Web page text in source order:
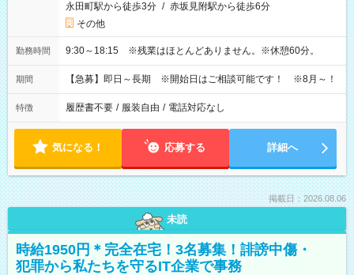
永田町駅から徒歩3分 / 赤坂見附駅から徒歩6分
その他
勤務時間 9:30～18:15 ※残業はほとんどありません。※休憩60分。
期間 【急募】即日～長期 ※開始日はご相談可能です！ ※8月～！
特徴 履歴書不要 / 服装自由 / 電話対応なし
気になる！ 応募する 詳細へ
掲載日：2026.08.06
未読
時給1950円＊完全在宅！3名募集！誹謗中傷・
犯罪から私たちを守るIT企業で事務